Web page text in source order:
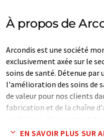
À propos de
Arcondis est une société
exclusivement axée sur le
soins de santé. Détenue
l'amélioration des soins de
de valeur pour nos clients
fabrication et de la chaîne
bénéfice des patients.
EN SAVOIR PLUS SUR